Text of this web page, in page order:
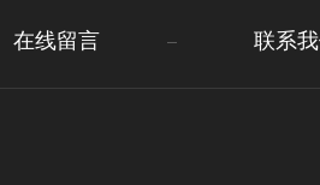
在线留言 联系